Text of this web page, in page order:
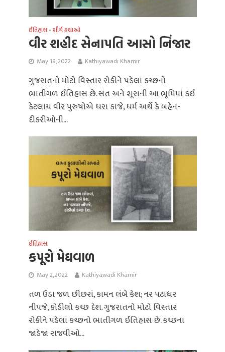
ઈતિહાસ • શૌર્ય કથાઓ
વીર શહીદ સેનાપતિ આસો નિંજાર
May 18, 2022 Kathiyawadi Khamir
ગુજરાતનો મોટો વિસ્તાર રોકીને પડેલાં કચ્છનો
ભાતીગળ ઈતિહાસ છે. સંત અને શૂરાની આ ભૂમિમાં કંઈ
કેટલાય વીર પુરુષોએ ધરા કાજે, ધર્મ અર્થે કે બહેન-
દીકરીઓની...
ઈતિહાસ
કપૂરો મેઘવાળ
May 2, 2022 Kathiyawadi Khamir
તળ ઉંડા જળ છીછરાં, કામન લંબે કેશ; નર પટાધર
નીપજે, કોડીલો કચ્છ દેશ. ગુજરાતનો મોટો વિસ્તાર
રોકીને પડેલાં કચ્છનો ભાતીગળ ઈતિહાસ છે. કચ્છના
જાડેજા રાજવીઓ...